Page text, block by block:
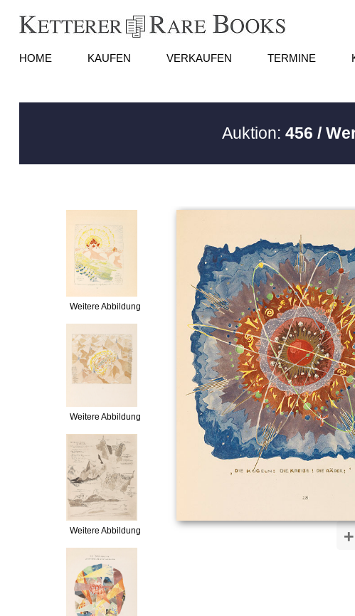
HOME KAUFEN VERKAUFEN TERMINE
Auktion:456 /
Weitere Abbildung
Weitere Abbildung
Weitere Abbildung +